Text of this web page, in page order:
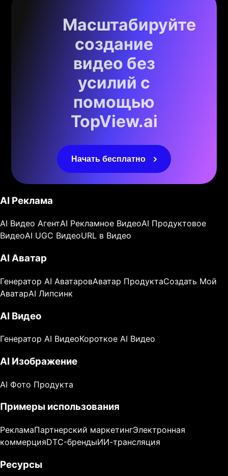
Масштабируйте
создание
видео без
усилий с
помощью
TopView.ai
Начать бесплатно
AI Реклама
AI Видео АгентAI Рекламное ВидеоAI Продуктовое
ВидеоAI UGC ВидеоURL в Видео
AI Аватар
Генератор AI АватаровАватар ПродуктаСоздать Мой
АватарAI Липсинк
AI Видео
Генератор AI ВидеоКороткое AI Видео
AI Изображение
AI Фото Продукта
Примеры использования
РекламаПартнерский маркетингЭлектронная
коммерцияDTC-брендыИИ-трансляция
Ресурсы